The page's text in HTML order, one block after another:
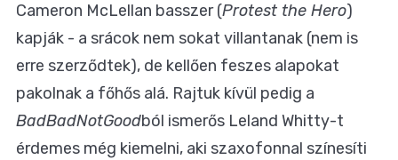
Cameron McLellan basszer (Protest the Hero)
kapják - a srácok nem sokat villantanak (nem is
erre szerződtek), de kellően feszes alapokat
pakolnak a főhős alá. Rajtuk kívül pedig a
BadBadNotGoodból ismerős Leland Whitty-t
érdemes még kiemelni, aki szaxofonnal színesíti